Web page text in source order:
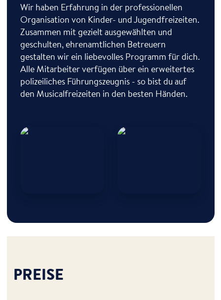
Wir haben Erfahrung in der professionellen
Organisation von Kinder- und Jugendfreizeiten.
Zusammen mit gezielt ausgewählten und
geschulten, ehrenamtlichen Betreuern
gestalten wir ein liebevolles Programm für dich.
Alle Mitarbeiter verfügen über ein erweitertes
polizeiliches Führungszeugnis - so bist du auf
den Musicalfreizeiten in den besten Händen.
PREISE